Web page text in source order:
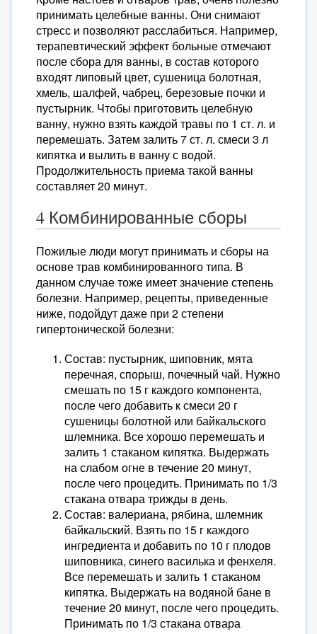
принимать целебные ванны. Они снимают
стресс и позволяют расслабиться. Например,
терапевтический эффект больные отмечают
после сбора для ванны, в состав которого
входят липовый цвет, сушеница болотная,
хмель, шалфей, чабрец, березовые почки и
пустырник. Чтобы приготовить целебную
ванну, нужно взять каждой травы по 1 ст. л. и
перемешать. Затем залить 7 ст. л. смеси 3 л
кипятка и вылить в ванну с водой.
Продолжительность приема такой ванны
составляет 20 минут.
4 Комбинированные сборы
Пожилые люди могут принимать и сборы на
основе трав комбинированного типа. В
данном случае тоже имеет значение степень
болезни. Например, рецепты, приведенные
ниже, подойдут даже при 2 степени
гипертонической болезни:
Состав: пустырник, шиповник, мята
перечная, спорыш, почечный чай. Нужно
смешать по 15 г каждого компонента,
после чего добавить к смеси 20 г
сушеницы болотной или байкальского
шлемника. Все хорошо перемешать и
залить 1 стаканом кипятка. Выдержать
на слабом огне в течение 20 минут,
после чего процедить. Принимать по 1/3
стакана отвара трижды в день.
Состав: валериана, рябина, шлемник
байкальский. Взять по 15 г каждого
ингредиента и добавить по 10 г плодов
шиповника, синего василька и фенхеля.
Все перемешать и залить 1 стаканом
кипятка. Выдержать на водяной бане в
течение 20 минут, после чего процедить.
Принимать по 1/3 стакана отвара